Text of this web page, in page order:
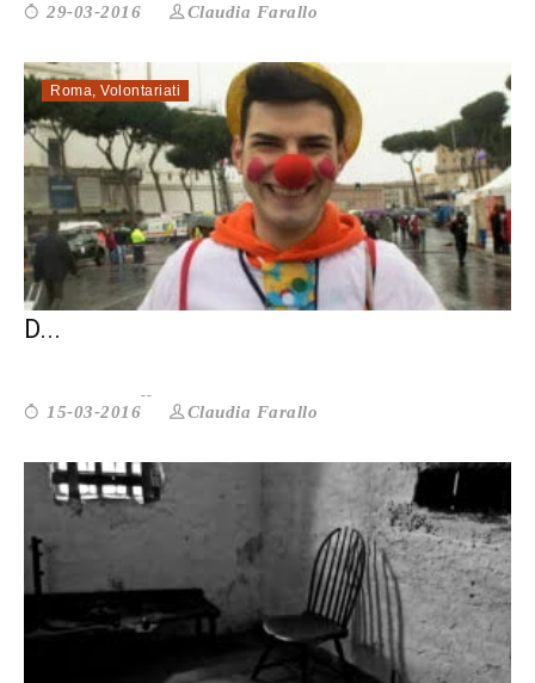
29-03-2016 Claudia Farallo
Roma, Volontariati
GOOD DEEDS DAY 2016: LA SOLIDARIETÀ
D...
15-03-2016 Claudia Farallo